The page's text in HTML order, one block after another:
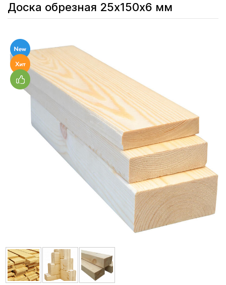
Доска обрезная 25х150х6 мм